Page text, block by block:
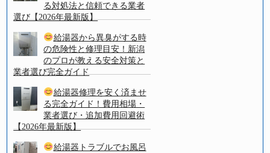
る対処法と信頼できる業者
選び【2026年最新版】
給湯器から異臭がする時
の危険性と修理目安！新潟
のプロが教える安全対策と
業者選び完全ガイド
給湯器修理を安く済ませ
る完全ガイド！費用相場・
業者選び・追加費用回避術
【2026年最新版】
給湯器トラブルでお風呂